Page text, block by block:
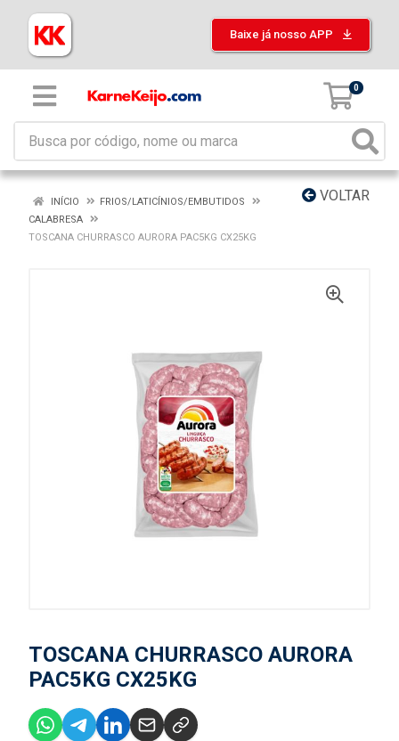
Baixe já nosso APP
0
VOLTAR
INÍCIO
FRIOS/LATICÍNIOS/EMBUTIDOS
CALABRESA
TOSCANA CHURRASCO AURORA PAC5KG CX25KG
TOSCANA CHURRASCO AURORA
PAC5KG CX25KG